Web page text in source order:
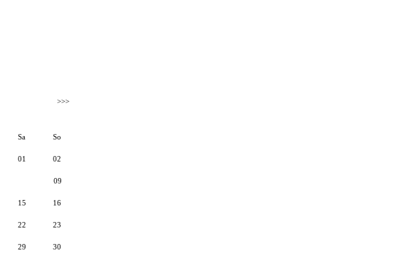
>>>
Sa So
01 02
09
15 16
22 23
29 30